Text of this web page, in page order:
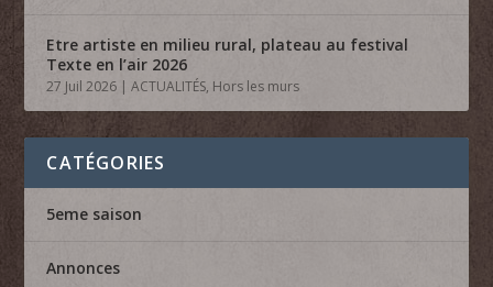
Etre artiste en milieu rural, plateau au festival
Texte en l’air 2026
27 Juil 2026 |ACTUALITÉS, Hors les murs
CATÉGORIES
5eme saison
Annonces